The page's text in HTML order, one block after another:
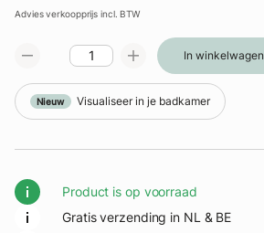
Advies verkoopprijs incl. BTW
In winkelwagen
Nieuw Visualiseer in je badkamer
Product is op voorraad
Gratis verzending in NL & BE